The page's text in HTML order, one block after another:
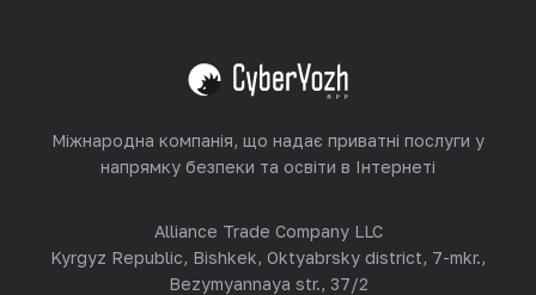
Переглянути все
Міжнародна компанія, що надає приватні послуги у
напрямку безпеки та освіти в Інтернеті
Alliance Trade Company LLC
Kyrgyz Republic, Bishkek, Oktyabrsky district, 7-mkr.,
Bezymyannaya str., 37/2